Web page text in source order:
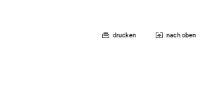
drucken nach oben